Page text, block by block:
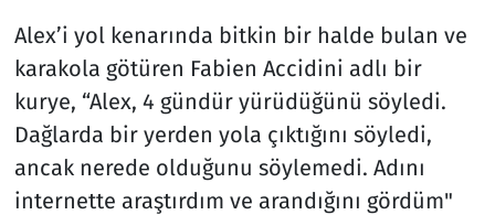
Alex’i yol kenarında bitkin bir halde bulan ve
karakola götüren Fabien Accidini adlı bir
kurye, “Alex, 4 gündür yürüdüğünü söyledi.
Dağlarda bir yerden yola çıktığını söyledi,
ancak nerede olduğunu söylemedi. Adını
internette araştırdım ve arandığını gördüm"